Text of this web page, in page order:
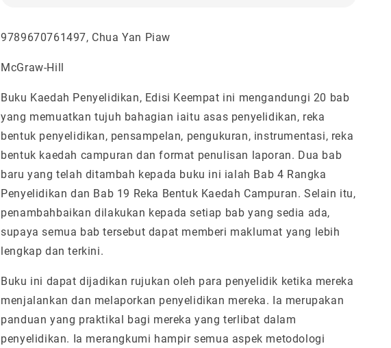
9789670761497, Chua Yan Piaw
McGraw-Hill
Buku Kaedah Penyelidikan, Edisi Keempat ini mengandungi 20 bab
yang memuatkan tujuh bahagian iaitu asas penyelidikan, reka
bentuk penyelidikan, pensampelan, pengukuran, instrumentasi, reka
bentuk kaedah campuran dan format penulisan laporan. Dua bab
baru yang telah ditambah kepada buku ini ialah Bab 4 Rangka
Penyelidikan dan Bab 19 Reka Bentuk Kaedah Campuran. Selain itu,
penambahbaikan dilakukan kepada setiap bab yang sedia ada,
supaya semua bab tersebut dapat memberi maklumat yang lebih
lengkap dan terkini.
Buku ini dapat dijadikan rujukan oleh para penyelidik ketika mereka
menjalankan dan melaporkan penyelidikan mereka. Ia merupakan
panduan yang praktikal bagi mereka yang terlibat dalam
penyelidikan. Ia merangkumi hampir semua aspek metodologi